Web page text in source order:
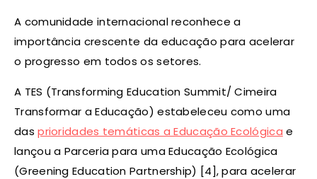
A comunidade internacional reconhece a
importância crescente da educação para acelerar
o progresso em todos os setores.
A TES (Transforming Education Summit/ Cimeira
Transformar a Educação) estabeleceu como uma
dasprioridades temáticas a Educação Ecológica e
lançou a Parceria para uma Educação Ecológica
(Greening Education Partnership) [4], para acelerar